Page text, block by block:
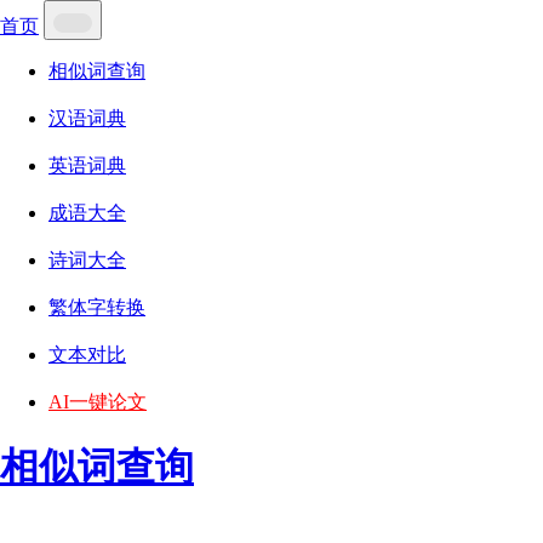
首页
相似词查询
汉语词典
英语词典
成语大全
诗词大全
繁体字转换
文本对比
AI一键论文
相似词查询